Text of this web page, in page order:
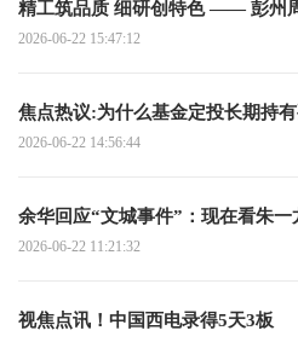
精工筑品质 细研创特色 —— 彭州
2026-06-22 15:47:12
焦点热议:为什么基金定投长期持
2026-06-22 14:56:44
余华回应“文城事件”：现在看朱
2026-06-22 11:21:32
视焦点讯！中国西电录得5天3板